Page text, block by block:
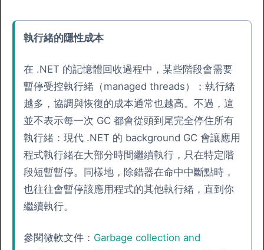
執行緒的隱性成本
在 .NET 的記憶體回收過程中，某些階段會需要
暫停受控執行緒（managed threads）；執行緒
越多，協調與恢復的成本通常也越高。不過，這
並不表示每一次 GC 都會從頭到尾完全停住所有
執行緒：現代 .NET 的 background GC 會讓應用
程式執行緒在大部分時間繼續執行，只在特定階
段短暫暫停。同樣地，除錯器在命中中斷點時，
也往往會暫停該應用程式的其他執行緒，直到你
繼續執行。
參閱微軟文件： Garbage collection and